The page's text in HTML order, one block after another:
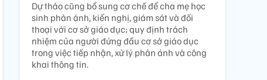
Dự thảo cũng bổ sung cơ chế để cha mẹ học
sinh phản ánh, kiến nghị, giám sát và đối
thoại với cơ sở giáo dục; quy định trách
nhiệm của người đứng đầu cơ sở giáo dục
trong việc tiếp nhận, xử lý phản ánh và công
khai thông tin.